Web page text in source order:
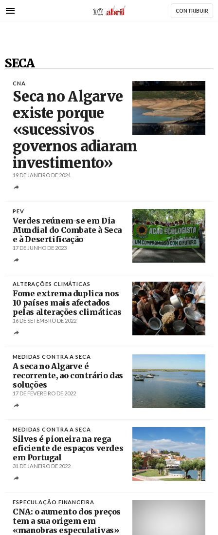
para
AbrilAbril CONTRIBUIR
SECA
CNA
Seca no Algarve
existe porque
«sucessivos
governos adiaram
investimento»
19 DE JANEIRO DE 2024
PEV
Verdes reúnem-se em Dia
Mundial do Combate à Seca
e à Desertificação
17 DE JUNHO DE 2023
ALTERAÇÕES CLIMÁTICAS
Fome extrema duplica nos
10 países mais afectados
pelas alterações climáticas
16 DE SETEMBRO DE 2022
MEDIDAS CONTRA A SECA
A seca no Algarve é
recorrente, ao contrário das
soluções
17 DE FEVEREIRO DE 2022
MEDIDAS CONTRA A SECA
Silves é pioneira na rega
eficiente de espaços verdes
em Portugal
31 DE JANEIRO DE 2022
ESPECULAÇÃO FINANCEIRA
CNA: o aumento dos preços
tem a sua origem em
«manobras especulativas»